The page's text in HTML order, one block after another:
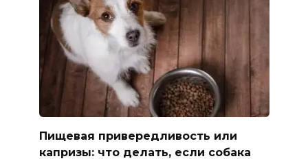
Пищевая привередливость или
капризы: что делать, если собака